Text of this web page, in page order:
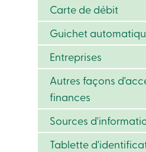
Carte de débit
Guichet
Entreprises
Autres façons
finances
Sources
Tablette